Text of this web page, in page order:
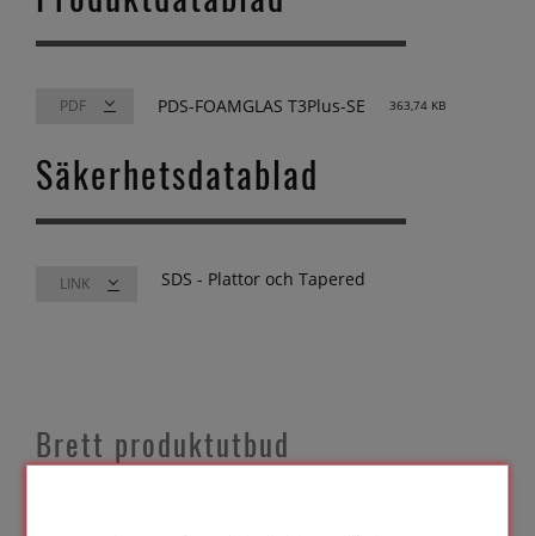
PDS-FOAMGLAS T3Plus-SE 363,74 KB
Säkerhetsdatablad
LINK SDS - Plattor och Tapered
Brett produktutbud